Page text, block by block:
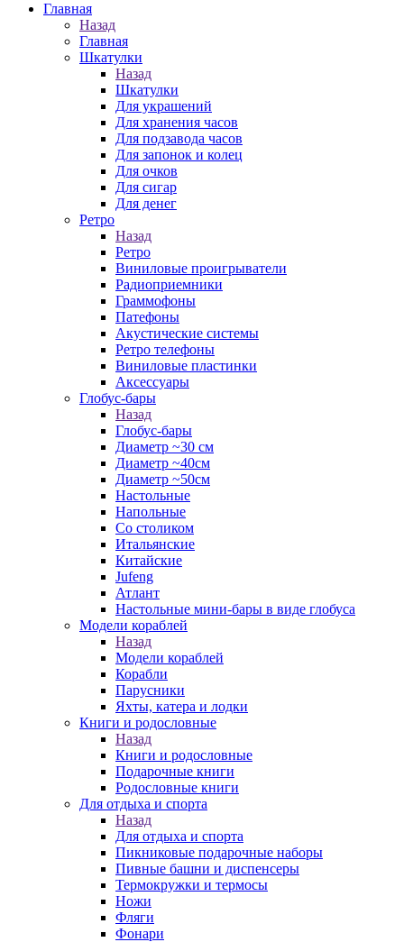
Главная
Назад
Главная
Шкатулки
Назад
Шкатулки
Для украшений
Для хранения часов
Для подзавода часов
Для запонок и колец
Для очков
Для сигар
Для денег
Ретро
Назад
Ретро
Виниловые проигрыватели
Радиоприемники
Граммофоны
Патефоны
Акустические системы
Ретро телефоны
Виниловые пластинки
Аксессуары
Глобус-бары
Назад
Глобус-бары
Диаметр ~30 см
Диаметр ~40см
Диаметр ~50см
Настольные
Напольные
Со столиком
Итальянские
Китайские
Jufeng
Атлант
Настольные мини-бары в виде глобуса
Модели кораблей
Назад
Модели кораблей
Корабли
Парусники
Яхты, катера и лодки
Книги и родословные
Назад
Книги и родословные
Подарочные книги
Родословные книги
Для отдыха и спорта
Назад
Для отдыха и спорта
Пикниковые подарочные наборы
Пивные башни и диспенсеры
Термокружки и термосы
Ножи
Фляги
Фонари